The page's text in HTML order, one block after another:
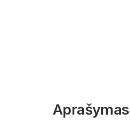
Aprašymas